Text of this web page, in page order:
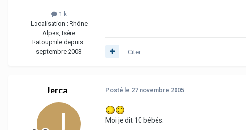
1 k
Localisation : Rhône
Alpes, Isère
Ratouphile depuis :
septembre 2003
Citer
Jerca Posté le 27 novembre 2005
Moi je dit 10 bébés.